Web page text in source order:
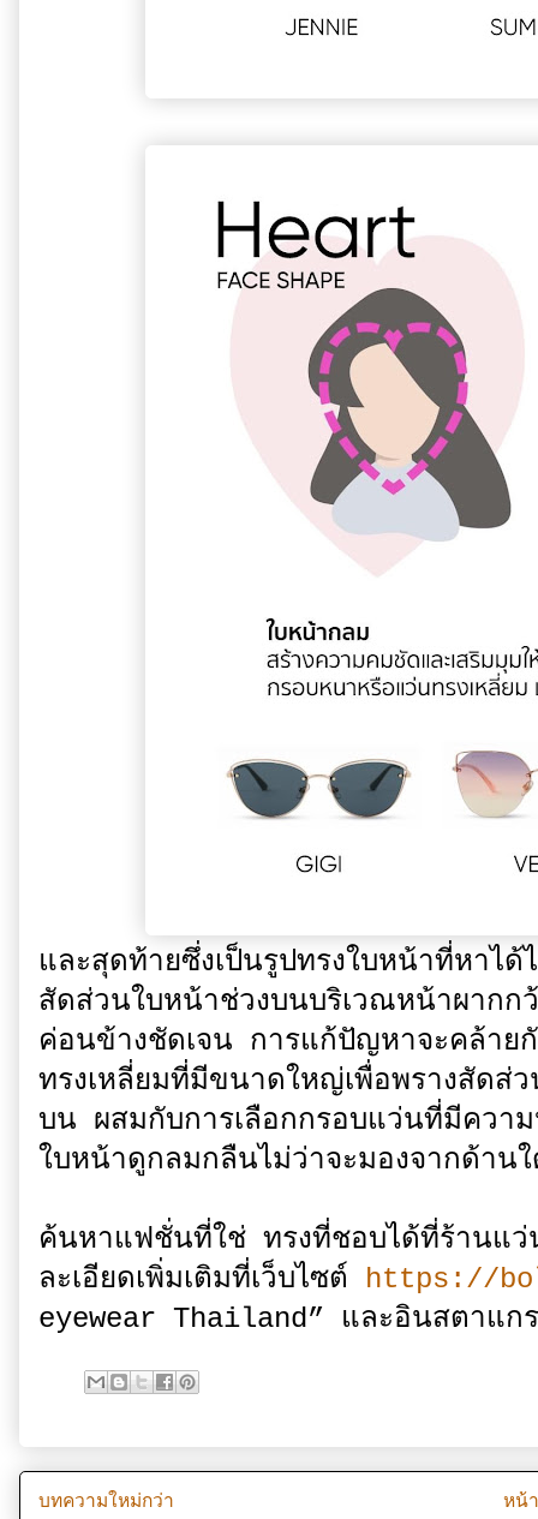
และสุดท้ายซึ่งเป็นรูปทรงใบหน้าที่หาไ
สัดส่วนใบหน้าช่วงบนบริเวณหน้าผากก
ค่อนข้างชัดเจน การแก้ปัญหาจะคล้าย
ทรงเหลี่ยมที่มีขนาดใหญ่เพื่อพรางสัดส่
บน ผสมกับการเลือกกรอบแว่นที่มีควา
ใบหน้าดูกลมกลืนไม่ว่าจะมองจากด้าน
ค้นหาแฟชั่นที่ใช่ ทรงที่ชอบได้ที่ร้านแว่
ละเอียดเพิ่มเติมที่เว็บไซต์ https://
eyewear Thailand” และอินสตาแก
บทความใหม่กว่า หน้